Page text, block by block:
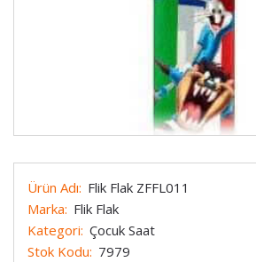
Ürün Adı: Flik Flak ZFFL011
Marka: Flik Flak
Kategori: Çocuk Saat
Stok Kodu: 7979